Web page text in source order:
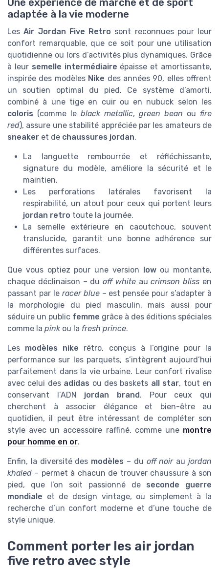
Une expérience de marche et de sport
adaptée à la vie moderne
LesAir Jordan Five Retro sont reconnues pour leur
confort remarquable, que ce soit pour une utilisation
quotidienne ou lors d’activités plus dynamiques. Grâce
à leur semelle intermédiaire épaisse et amortissante,
inspirée des modèles Nike des années 90, elles offrent
un soutien optimal du pied. Ce système d’amorti,
combiné à une tige en cuir ou en nubuck selon les
coloris (comme le black metallic, green bean ou fire
red), assure une stabilité appréciée par les amateurs de
sneaker et de chaussures jordan.
La languette rembourrée et réfléchissante,
signature du modèle, améliore la sécurité et le
maintien.
Les perforations latérales favorisent la
respirabilité, un atout pour ceux qui portent leurs
jordan retro toute la journée.
La semelle extérieure en caoutchouc, souvent
translucide, garantit une bonne adhérence sur
différentes surfaces.
Que vous optiez pour une version lowou montante,
chaque déclinaison – duoff whiteaucrimson bliss en
passant par le racer blue– est pensée pour s’adapter à
la morphologie du pied masculin, mais aussi pour
séduire un public femme grâce à des éditions spéciales
comme la pinkou la fresh prince.
Les modèles nike rétro, conçus à l’origine pour la
performance sur les parquets, s’intègrent aujourd’hui
parfaitement dans la vie urbaine. Leur confort rivalise
avec celui des adidas ou des baskets all star, tout en
conservant l’ADN jordan brand . Pour ceux qui
cherchent à associer élégance et bien-être au
quotidien, il peut être intéressant de compléter son
style avec un accessoire raffiné, comme une montre
pour homme en or.
Enfin, la diversité des modèles – du off noiraujordan
khaled – permet à chacun de trouver chaussure à son
pied, que l’on soit passionné de seconde guerre
mondiale et de design vintage, ou simplement à la
recherche d’un confort moderne et d’une touche de
style unique.
Comment porter les air jordan
five retro avec style